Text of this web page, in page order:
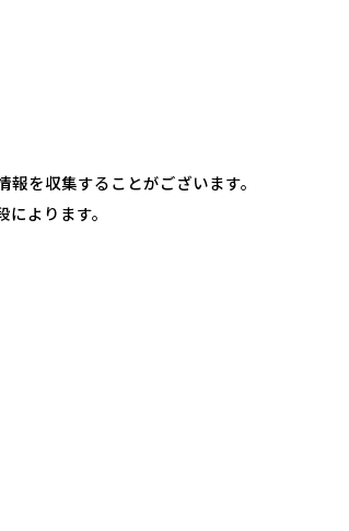
を収集することがございます。
よります。